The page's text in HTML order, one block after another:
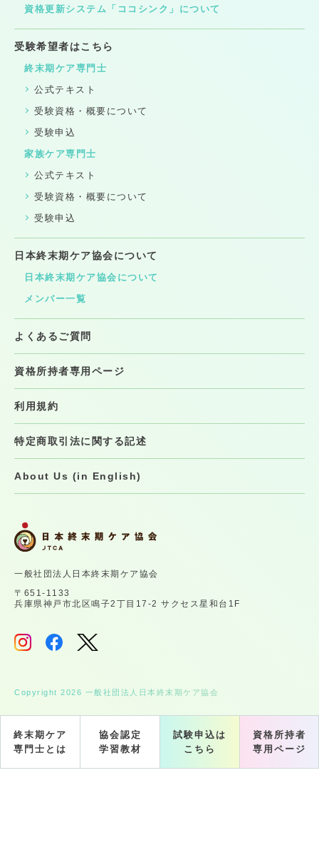
終末期ケア
専門士とは
協会認定
学習教材
試験申込は
こちら
資格所持者
専用ページ
一般社団法人日本終末期ケア協会
〒651-1133
兵庫県神戸市北区鳴子2丁目17-2 サクセス星和台1F
Copyright 2026 一般社団法人日本終末期ケア協会
資格更新システム「ココシンク」について
受験希望者はこちら
終末期ケア専門士
公式テキスト
受験資格・概要について
受験申込
家族ケア専門士
公式テキスト
受験資格・概要について
受験申込
日本終末期ケア協会について
日本終末期ケア協会について
メンバー一覧
よくあるご質問
資格所持者専用ページ
利用規約
特定商取引法に関する記述
About Us (in English)